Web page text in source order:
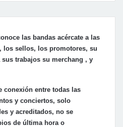
las bandas acércate a las
los sellos, los promotores, su
trabajos su merchang , y
conexión entre todas las
y conciertos, solo
y acreditados, no se
de última hora o